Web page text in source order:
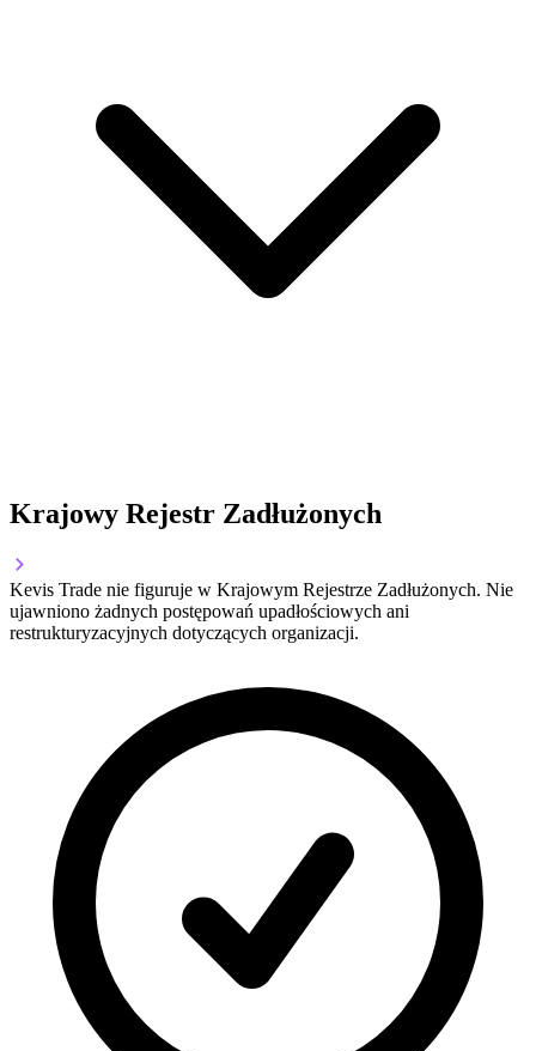
Krajowy Rejestr Zadłużonych
Kevis Trade nie figuruje w Krajowym Rejestrze Zadłużonych. Nie
ujawniono żadnych postępowań upadłościowych ani
restrukturyzacyjnych dotyczących organizacji.